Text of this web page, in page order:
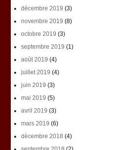
décembre 2019 (3)
novembre 2019 (8)
octobre 2019 (3)
septembre 2019 (1)
août 2019 (4)
juillet 2019 (4)
juin 2019 (3)
mai 2019 (5)
avril 2019 (3)
mars 2019 (6)
décembre 2018 (4)